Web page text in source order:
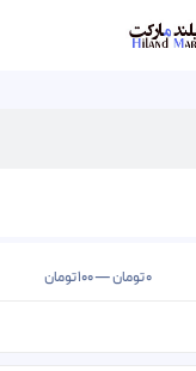
تومان—
100تومان